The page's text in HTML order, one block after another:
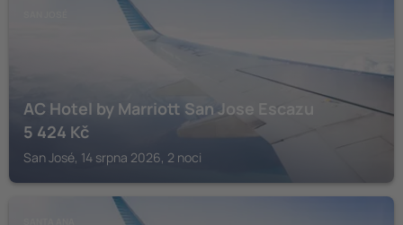
AC Hotel by Marriott San Jose Escazu
5 424 Kč
San José, 14 srpna 2026, 2 noci